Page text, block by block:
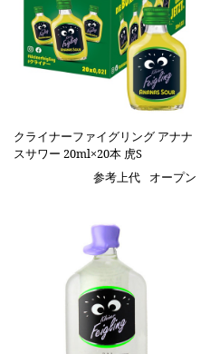
クライナーファイグリング アナナ
スサワー 20ml×20本 虎S
参考上代
オープン